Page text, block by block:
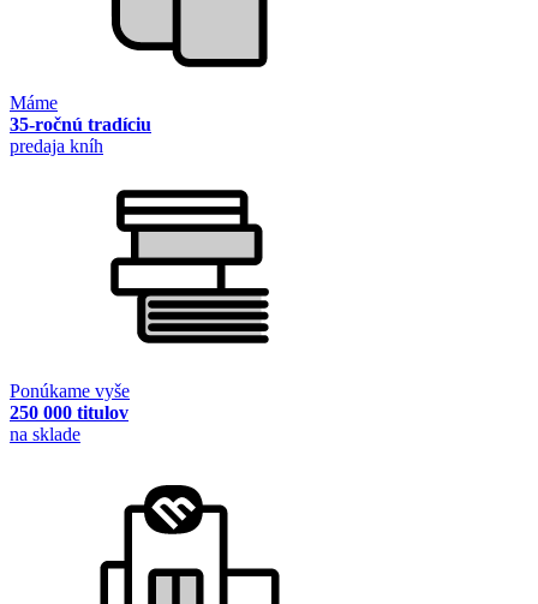
Máme
35-ročnú tradíciu
predaja kníh
Ponúkame vyše
250 000 titulov
na sklade